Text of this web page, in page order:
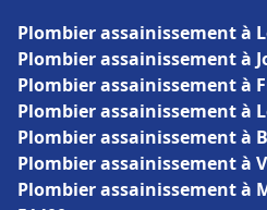
Plombier assainissement à
Plombier assainissement à
Plombier assainissement à
Plombier assainissement à
Plombier assainissement à
Plombier assainissement à
Plombier assainissement à